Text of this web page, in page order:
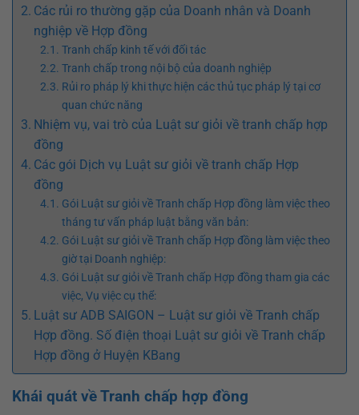
Các rủi ro thường gặp của Doanh nhân và Doanh
nghiệp về Hợp đồng
Tranh chấp kinh tế với đối tác
Tranh chấp trong nội bộ của doanh nghiệp
Rủi ro pháp lý khi thực hiện các thủ tục pháp lý tại cơ
quan chức năng
Nhiệm vụ, vai trò của Luật sư giỏi về tranh chấp hợp
đồng
Các gói Dịch vụ Luật sư giỏi về tranh chấp Hợp
đồng
Gói Luật sư giỏi về Tranh chấp Hợp đồng làm việc theo
tháng tư vấn pháp luật bằng văn bản:
Gói Luật sư giỏi về Tranh chấp Hợp đồng làm việc theo
giờ tại Doanh nghiệp:
Gói Luật sư giỏi về Tranh chấp Hợp đồng tham gia các
việc, Vụ việc cụ thể:
Luật sư ADB SAIGON – Luật sư giỏi về Tranh chấp
Hợp đồng. Số điện thoại Luật sư giỏi về Tranh chấp
Hợp đồng ở Huyện KBang
Khái quát về Tranh chấp hợp đồng